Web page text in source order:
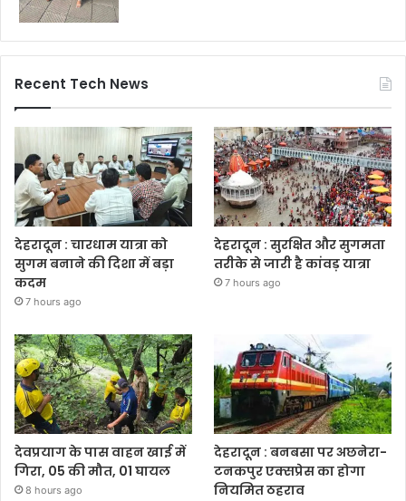
Recent Tech News
देहरादून : चारधाम यात्रा को
सुगम बनाने की दिशा में बड़ा
कदम
7 hours ago
देहरादून : सुरक्षित और सुगमता
तरीके से जारी है कांवड़ यात्रा
7 hours ago
देवप्रयाग के पास वाहन खाई में
गिरा, 05 की मौत, 01 घायल
8 hours ago
देहरादून : बनबसा पर अछनेरा-
टनकपुर एक्सप्रेस का होगा
नियमित ठहराव